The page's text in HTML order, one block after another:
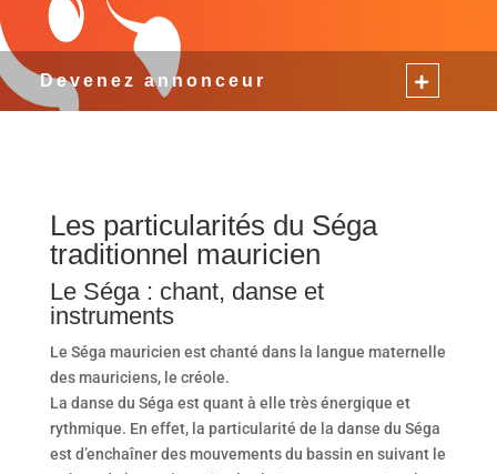
Devenez annonceur
Les particularités du Séga
traditionnel mauricien
Le Séga : chant, danse et
instruments
Le Séga mauricien est chanté dans la langue maternelle
des mauriciens, le créole.
La danse du Séga est quant à elle très énergique et
rythmique. En effet, la particularité de la danse du Séga
est d’enchaîner des mouvements du bassin en suivant le